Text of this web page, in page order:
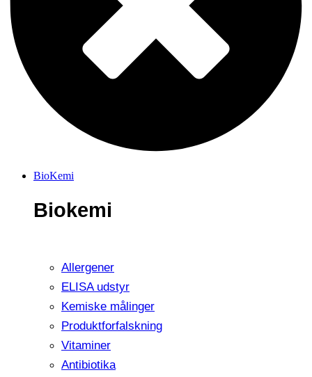
BioKemi
Biokemi
Allergener
ELISA udstyr
Kemiske målinger
Produktforfalskning
Vitaminer
Antibiotika